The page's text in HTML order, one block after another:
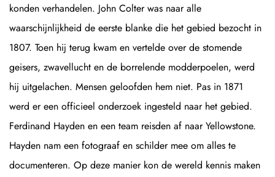
konden verhandelen. John Colter was naar alle
waarschijnlijkheid de eerste blanke die het gebied bezocht in
1807. Toen hij terug kwam en vertelde over de stomende
geisers, zwavellucht en de borrelende modderpoelen, werd
hij uitgelachen. Mensen geloofden hem niet. Pas in 1871
werd er een officieel onderzoek ingesteld naar het gebied.
Ferdinand Hayden en een team reisden af naar Yellowstone.
Hayden nam een fotograaf en schilder mee om alles te
documenteren. Op deze manier kon de wereld kennis maken